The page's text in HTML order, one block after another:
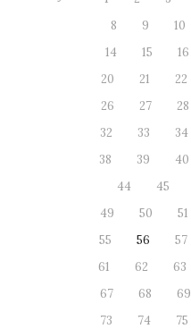
8
9 10
14
15 16
20
21 22
26
27 28
32
33 34
38
39 40
44
45
49
50 51
55
56 57
61
62 63
67
68 69
73
74 75